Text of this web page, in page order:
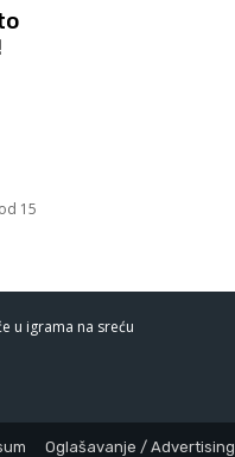
15
u igrama na sreću
Oglašavanje / Advertising